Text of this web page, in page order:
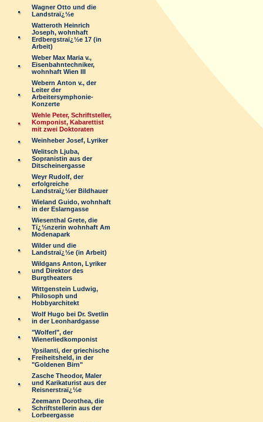
Wagner Otto und die
Landstraï¿½e
Watteroth Heinrich
Joseph, wohnhaft
Erdbergstraï¿½e 17 (in
Arbeit)
Weber Max Maria v.,
Eisenbahntechniker,
wohnhaft Wien III
Webern Anton v., der
Leiter der
Arbeitersymphonie-
Konzerte
Wehle Peter, Schriftsteller,
Komponist, Kabarettist
mit zwei Doktoraten
Weinheber Josef, Lyriker
Welitsch Ljuba,
Sopranistin aus der
Ditscheinergasse
Weyr Rudolf, der
erfolgreiche
Landstraï¿½er Bildhauer
Wieland Guido, wohnhaft
in der Eslarngasse
Wiesenthal Grete, die
Tï¿½nzerin wohnhaft Am
Modenapark
Wilder und die
Landstraï¿½e (in Arbeit)
Wildgans Anton, Lyriker
und Direktor des
Burgtheaters
Wittgenstein Ludwig,
Philosoph und
Hobbyarchitekt
Wolf Hugo bei Dr. Svetlin
in der Leonhardgasse
"Wolferl", der
Wienerliedkomponist
Ypsilanti, der griechische
Freiheitsheld, in der
"Goldenen Birn"
Zasche Theodor, Maler
und Karikaturist aus der
Reisnerstraï¿½e
Zeemann Dorothea, die
Schriftstellerin aus der
Lorbeergasse